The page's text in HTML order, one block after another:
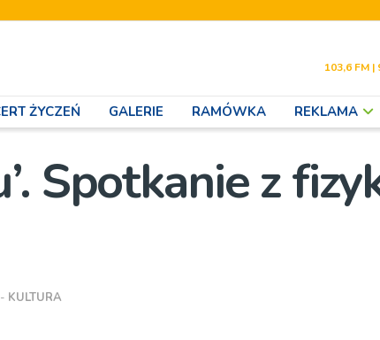
103,6 FM |
ŻYCZEŃ GALERIE RAMÓWKA REKLAMA
Spotkanie z
- KULTURA